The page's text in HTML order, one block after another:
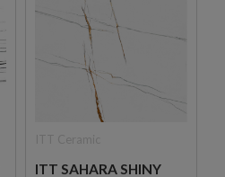
ITT SAHARA SHINY